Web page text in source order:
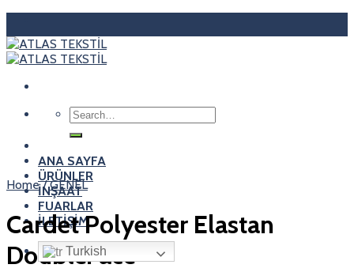
to
content
Search
for:
ANA SAYFA
ÜRÜNLER
İNŞAAT
FUARLAR
İLETİŞİM
Turkish
Home / GENEL
Cardet Polyester Elastan
DoubleFace